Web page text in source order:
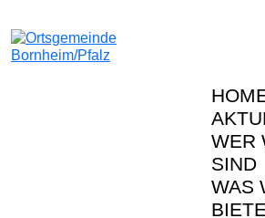
WER
SIND
WAS